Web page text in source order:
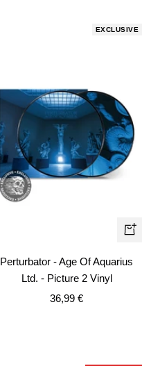
EXCLUSIVE
+
Perturbator - Age Of Aquarius
Ltd. - Picture 2 Vinyl
Precio
36,99 €